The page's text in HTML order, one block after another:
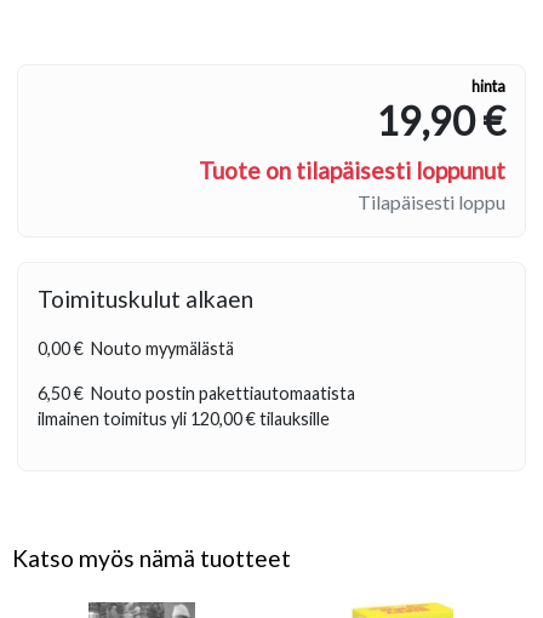
hinta
19,90 €
Tuote on tilapäisesti loppunut
Tilapäisesti loppu
Toimituskulut alkaen
0,00 € Nouto myymälästä
6,50 € Nouto postin pakettiautomaatista
ilmainen toimitus yli 120,00 €tilauksille
Katso myös nämä tuotteet